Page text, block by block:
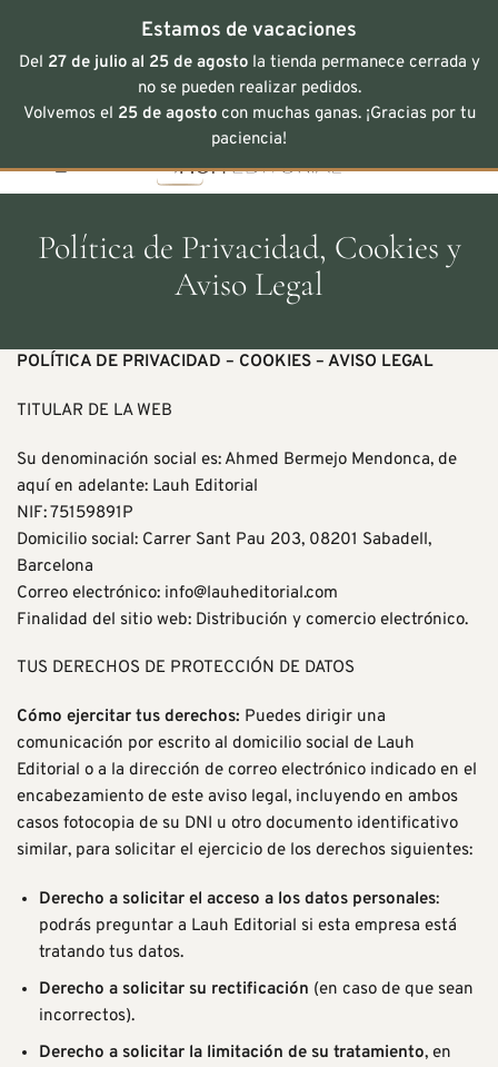
Estamos de vacaciones
Del 27 de julio al 25 de agostola tienda permanece cerrada y
no se pueden realizar pedidos.
Volvemos el 25 de agostocon muchas ganas. ¡Gracias por tu
paciencia!
Política de Privacidad, Cookies y
Aviso Legal
POLÍTICA DE PRIVACIDAD – COOKIES – AVISO LEGAL
TITULAR DE LA WEB
Su denominación social es: Ahmed Bermejo Mendonca, de
aquí en adelante: Lauh Editorial
NIF: 75159891P
Domicilio social: Carrer Sant Pau 203, 08201 Sabadell,
Barcelona
Correo electrónico: info@lauheditorial.com
Finalidad del sitio web: Distribución y comercio electrónico.
TUS DERECHOS DE PROTECCIÓN DE DATOS
Cómo ejercitar tus derechos: Puedes dirigir una
comunicación por escrito al domicilio social de Lauh
Editorial o a la dirección de correo electrónico indicado en el
encabezamiento de este aviso legal, incluyendo en ambos
casos fotocopia de su DNI u otro documento identificativo
similar, para solicitar el ejercicio de los derechos siguientes:
Derecho a solicitar el acceso a los datos personales:
podrás preguntar a Lauh Editorial si esta empresa está
tratando tus datos.
Derecho a solicitar su rectificación (en caso de que sean
incorrectos).
Derecho a solicitar la limitación de su tratamiento, en